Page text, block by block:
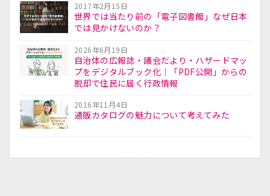
2017年2月15日
世界では当たり前の「電子図書館」なぜ日本
では見かけないのか？
2026年6月19日
自治体の広報誌・議会だより・ハザードマッ
プをデジタルブック化｜「PDF公開」からの
脱却で住民に届く行政情報
2016年11月4日
通販カタログの魅力について考えてみた